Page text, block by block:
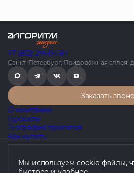
+7 (812) 214-04-94
Санкт-Петербург, Придорожная аллея,
Заказать
О компании
Проекты
География проектов
Как купить
Согласие на обработку
Мы используем cookie-файлы,